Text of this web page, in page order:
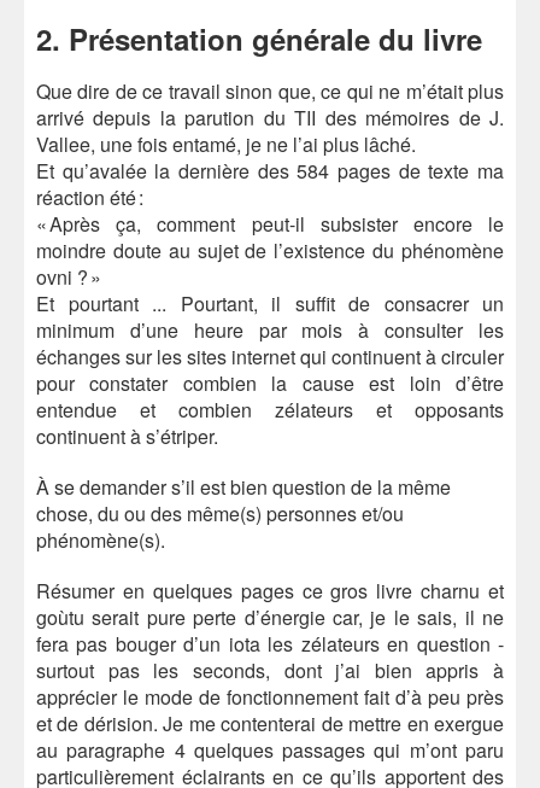
2. Présentation générale du livre
Que dire de ce travail sinon que, ce qui ne m’était plus
arrivé depuis la parution du TII des mémoires de J.
Vallee, une fois entamé, je ne l’ai plus lâché.
Et qu’avalée la dernière des 584 pages de texte ma
réaction été :
« Après ça, comment peut-il subsister encore le
moindre doute au sujet de l’existence du phénomène
ovni ? »
Et pourtant ... Pourtant, il suffit de consacrer un
minimum d’une heure par mois à consulter les
échanges sur les sites internet qui continuent à circuler
pour constater combien la cause est loin d’être
entendue et combien zélateurs et opposants
continuent à s’étriper.
À se demander s’il est bien question de la même
chose, du ou des même(s) personnes et/ou
phénomène(s).
Résumer en quelques pages ce gros livre charnu et
goùtu serait pure perte d’énergie car, je le sais, il ne
fera pas bouger d’un iota les zélateurs en question -
surtout pas les seconds, dont j’ai bien appris à
apprécier le mode de fonctionnement fait d’à peu près
et de dérision. Je me contenterai de mettre en exergue
au paragraphe 4 quelques passages qui m’ont paru
particulièrement éclairants en ce qu’ils apportent des